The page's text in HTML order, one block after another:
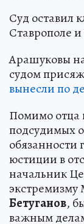
Суд оставил
Ставрополе
Арашуковы
судом
вынесли по
Помимо отца
подсудимых
юстиции в
начальник
Бетуганов,
важным